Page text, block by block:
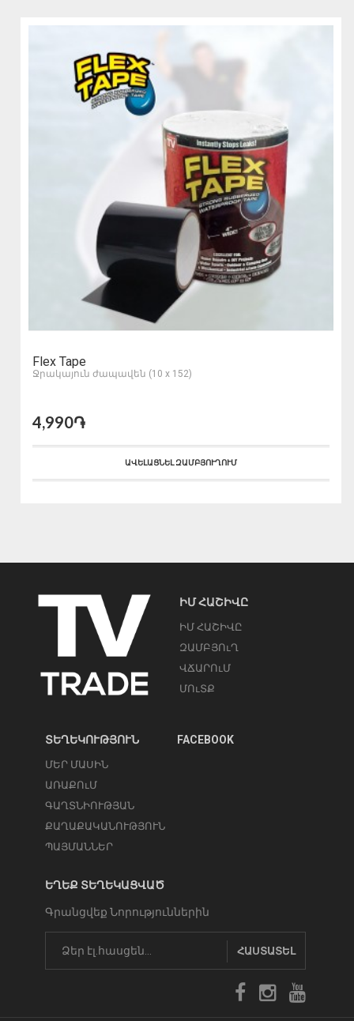
Flex Tape
Ջրակայուն ժապավեն (10 x 152)
4,990֏
ԱՎԵԼԱՑՆԵԼ ԶԱՄԲՅՈՒՂՈՒՄ
ԻՄ ՀԱՇԻՎԸ
ԻՄ ՀԱՇԻՎԸ
ԶԱՄԲՅՈւՂ
ՎՃԱՐՈւՄ
ՄՈւՏՔ
ՏԵՂԵԿՈՒԹՅՈՒՆ
ՄԵՐ ՄԱՍԻՆ
ԱՌԱՔՈւՄ
ԳԱՂՏՆԻՈՒԹՅԱՆ
ՔԱՂԱՔԱԿԱՆՈՒԹՅՈՒՆ
ՊԱՅՄԱՆՆԵՐ
FACEBOOK
ԵՂԵՔ ՏԵՂԵԿԱՑՎԱԾ
Գրանցվեք Նորություններին
ՀԱՍՏԱՏԵԼ